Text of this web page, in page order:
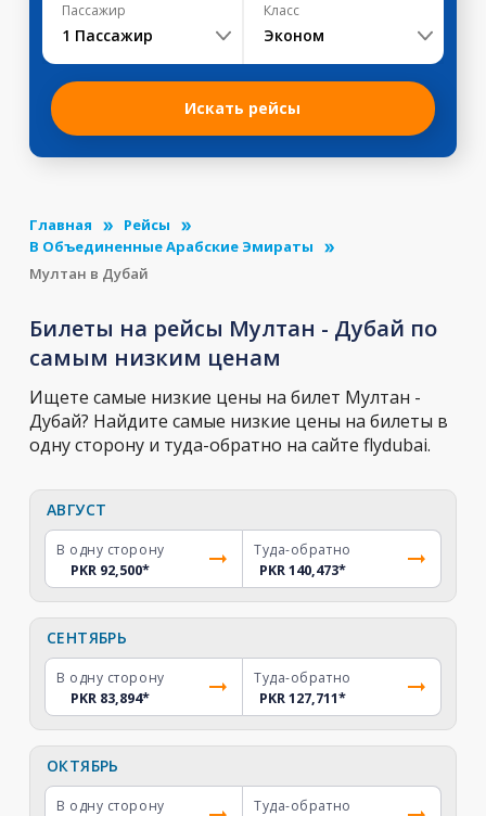
Пассажир
1 Пассажир
Класс
Эконом
Искать рейсы
Главная
Рейсы
В Объединенные Арабские Эмираты
Мултан в Дубай
Билеты на рейсы Мултан - Дубай по
самым низким ценам
Ищете самые низкие цены на билет Мултан -
Дубай? Найдите самые низкие цены на билеты в
одну сторону и туда-обратно на сайте flydubai.
АВГУСТ
В одну сторону
PKR 92,500*
Туда-обратно
PKR 140,473*
СЕНТЯБРЬ
В одну сторону
PKR 83,894*
Туда-обратно
PKR 127,711*
ОКТЯБРЬ
В одну сторону
Туда-обратно